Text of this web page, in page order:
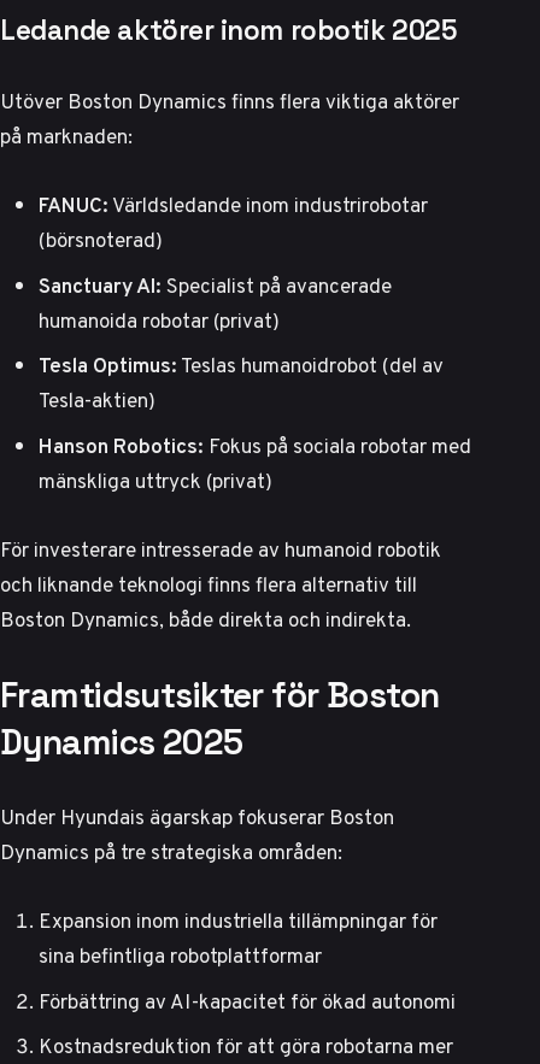
Ledande aktörer inom robotik 2025
Utöver Boston Dynamics finns flera viktiga aktörer
på marknaden:
FANUC:Världsledande inom industrirobotar
(börsnoterad)
Sanctuary AI:Specialist på avancerade
humanoida robotar (privat)
Tesla Optimus:Teslas humanoidrobot (del av
Tesla-aktien)
Hanson Robotics: Fokus på sociala robotar med
mänskliga uttryck (privat)
För investerare intresserade av humanoid robotik
och liknande teknologifinns flera alternativ till
Boston Dynamics, både direkta och indirekta.
Framtidsutsikter för Boston
Dynamics 2025
Under Hyundais ägarskap fokuserar Boston
Dynamics på tre strategiska områden:
Expansion inom industriella tillämpningar för
sina befintliga robotplattformar
Förbättring av AI-kapacitet för ökad autonomi
Kostnadsreduktion för att göra robotarna mer